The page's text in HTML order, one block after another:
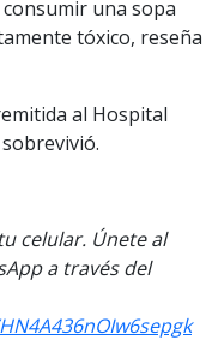
una sopa
tóxico, reseña
al Hospital
celular. Únete al
a través del